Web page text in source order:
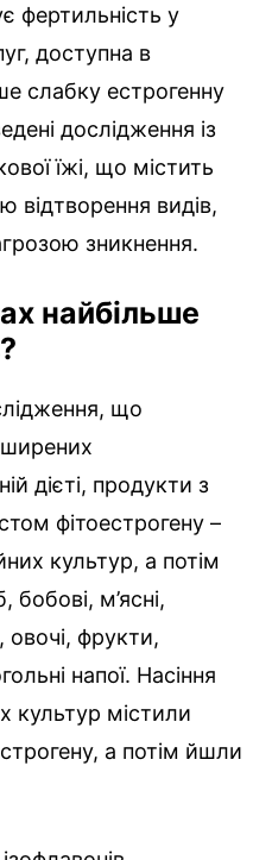
фертильність у
доступна в
слабку естрогенну
дослідження із
їжі, що містить
відтворення видів,
зникнення.
найбільше
що
дієті, продукти з
фітоестрогену –
культур, а потім
бобові, м’ясні,
овочі, фрукти,
напої. Насіння
культур містили
а потім йшли